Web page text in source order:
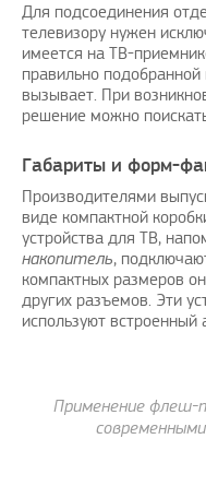
Для подсоединения
телевизору нужен
имеется на ТВ-
правильно
вызывает. При
решение можно
Габариты и форм-
Производителями
виде компактной
устройства для ТВ,
накопитель,
компактных размеров
других разъемов. Эти
используют встроенный
Применение флеш-